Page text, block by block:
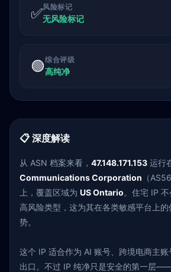
✅风险标记
无风险标记
🟢综合评级
高纯净
📋 深度解读
从 ASN 档案来看， 47.148.171.153 运行
Communications Corporation （
上，覆盖区域为 US Ontario。住宅 IP
高风险类型，这为其在各类敏感平台上
势。
这个 IP 适合作为 AI 账号、跨境电商主
出口。不过 IP 纯净只是安全的第一层